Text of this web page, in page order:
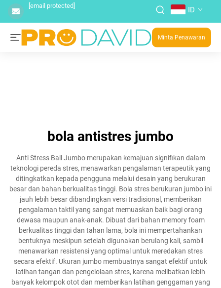
[email protected] ID
Minta Penawaran
bola antistres jumbo
Anti Stress Ball Jumbo merupakan kemajuan signifikan dalam
teknologi pereda stres, menawarkan pengalaman terapeutik yang
ditingkatkan kepada pengguna melalui desain yang berukuran
besar dan bahan berkualitas tinggi. Bola stres berukuran jumbo ini
jauh lebih besar dibandingkan versi tradisional, memberikan
pengalaman taktil yang sangat memuaskan baik bagi orang
dewasa maupun anak-anak. Dibuat dari bahan memory foam
berkualitas tinggi dan tahan lama, bola ini mempertahankan
bentuknya meskipun setelah digunakan berulang kali, sambil
menawarkan resistensi yang optimal untuk meredakan stres
secara efektif. Ukuran jumbo membuatnya sangat efektif untuk
latihan tangan dan pengelolaan stres, karena melibatkan lebih
banyak kelompok otot dan memberikan latihan genggaman yang